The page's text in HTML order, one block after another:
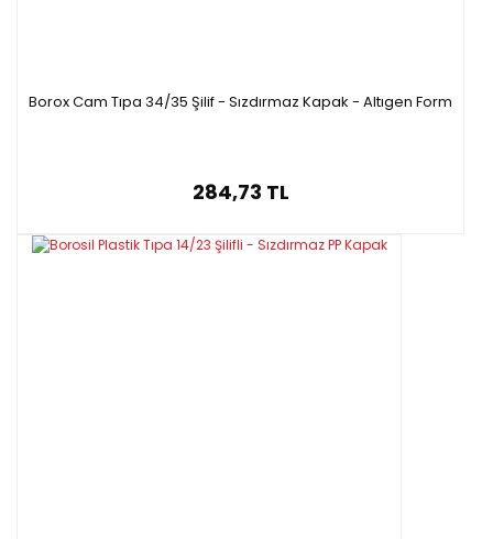
Borox Cam Tıpa 34/35 Şilif - Sızdırmaz Kapak - Altıgen Form
284,73 TL